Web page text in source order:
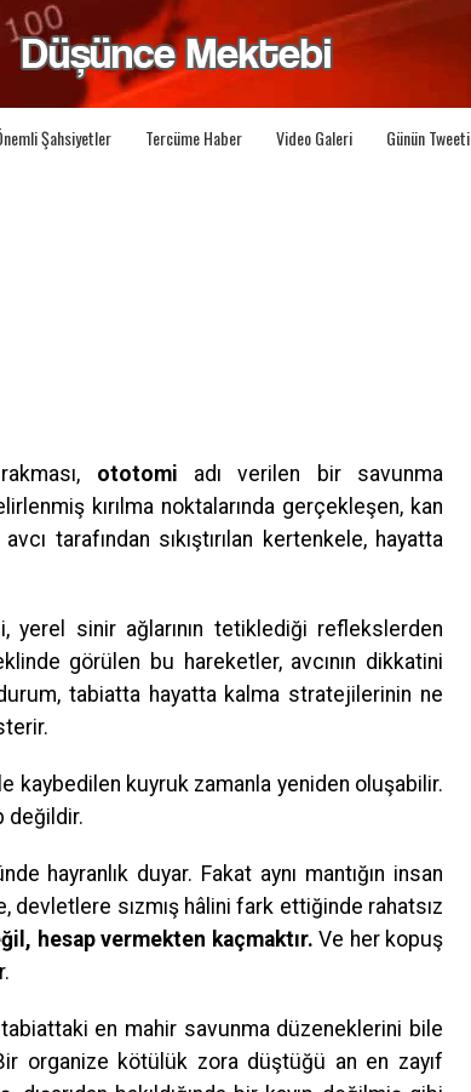
Şahsiyetler Tercüme Haber Video Galeri Günün Tweeti
ototomi adı verilen bir savunma
kırılma noktalarında gerçekleşen, kan
tarafından sıkıştırılan kertenkele, hayatta
sinir ağlarının tetiklediği reflekslerden
görülen bu hareketler, avcının dikkatini
tabiatta hayatta kalma stratejilerinin ne
kaybedilen kuyruk zamanla yeniden oluşabilir.
değildir.
hayranlık duyar. Fakat aynı mantığın insan
sızmış hâlini fark ettiğinde rahatsız
hesap vermekten kaçmaktır. Ve her kopuş
en mahir savunma düzeneklerini bile
organize kötülük zora düştüğü an en zayıf